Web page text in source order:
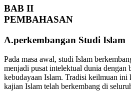
BAB II
PEMBAHASAN
A.perkembangan Studi Islam
Pada masa awal, studi Islam
menjadi pusat intelektual dunia
kebudayaan Islam. Tradisi keilmuan
kajian Islam telah berkembang di